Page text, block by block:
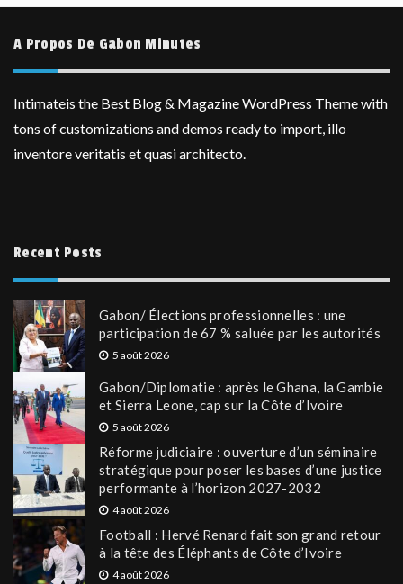
A Propos De Gabon Minutes
Intimateis the Best Blog & Magazine WordPress Theme with
tons of customizations and demos ready to import, illo
inventore veritatis et quasi architecto.
Recent Posts
Gabon/ Élections professionnelles : une
participation de 67 % saluée par les autorités
5 août 2026
Gabon/Diplomatie : après le Ghana, la Gambie
et Sierra Leone, cap sur la Côte d’Ivoire
5 août 2026
Réforme judiciaire : ouverture d’un séminaire
stratégique pour poser les bases d’une justice
performante à l’horizon 2027-2032
4 août 2026
Football : Hervé Renard fait son grand retour
à la tête des Éléphants de Côte d’Ivoire
4 août 2026